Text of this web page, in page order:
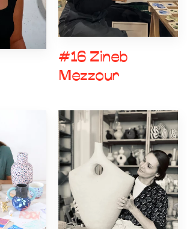
#16 Zineb
Mezzour